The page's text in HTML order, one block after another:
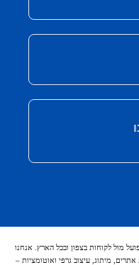
מול לקוחות בצפון ובכל הארץ. אנחנו
מיתוג, עיצוב גרפי ואוטומציות –